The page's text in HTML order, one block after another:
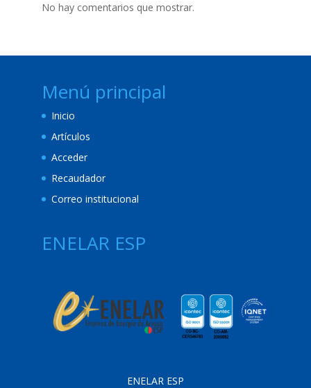
No hay comentarios que mostrar.
Menú principal
Inicio
Artículos
Acceder
Recaudador
Correo institucional
ENELAR ESP
ENELAR ESP